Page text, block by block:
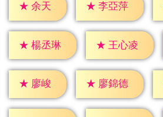
★ 余天 ★ 李亞萍
★ 楊丞琳 ★ 王心凌
★ 廖峻 ★ 廖錦德